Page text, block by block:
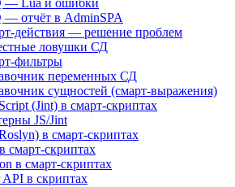
— Lua и ошибки
— отчёт в AdminSPA
действия — решение проблем
ловушки СД
фильтры
переменных СД
сущностей (смарт-выражения)
(Jint) в смарт-скриптах
JS/Jint
в смарт-скриптах
смарт-скриптах
в смарт-скриптах
в скриптах